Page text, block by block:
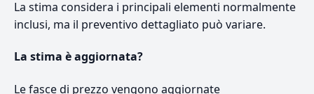
La stima considera i principali elementi normalmente
inclusi, ma il preventivo dettagliato può variare.
La stima è aggiornata?
Le fasce di prezzo vengono aggiornate